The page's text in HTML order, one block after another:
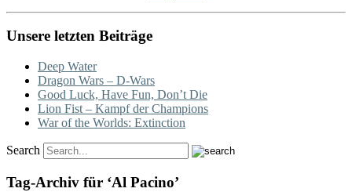
Unsere letzten Beiträge
Deep Water
Dragon Wars – D-Wars
Good Luck, Have Fun, Don’t Die
Lion Fist – Kampf der Champions
War of the Worlds: Extinction
Search
Tag-Archiv für ‘Al Pacino’